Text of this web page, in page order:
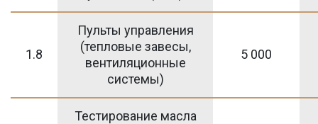
1.8
Пульты управления
(тепловые завесы,
вентиляционные
системы)
5 000
Тестирование масла